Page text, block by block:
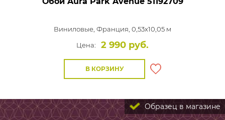
Виниловые, Франция, 0,53x10,05 м
Цена:
2 990 руб.
В КОРЗИНУ
Образец в магазине